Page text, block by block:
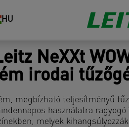
HU
NeXXt
irodai
megbízható teljesítményű
használatra ragyogó
melyek kihangsúlyozzák